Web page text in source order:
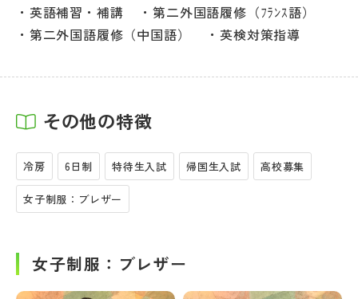
英語補習・補講
第二外国語履修（ﾌﾗﾝｽ語）
第二外国語履修（中国語）
英検対策指導
その他の特徴
冷房 6日制 特待生入試 帰国生入試 高校募集
女子制服：ブレザー
女子制服：ブレザー